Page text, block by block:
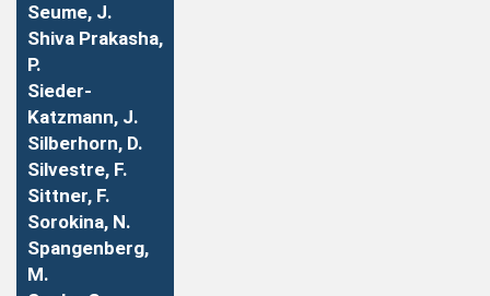
Seume, J.
Shiva Prakasha,
P.
Sieder-
Katzmann, J.
Silberhorn, D.
Silvestre, F.
Sittner, F.
Sorokina, N.
Spangenberg,
M.